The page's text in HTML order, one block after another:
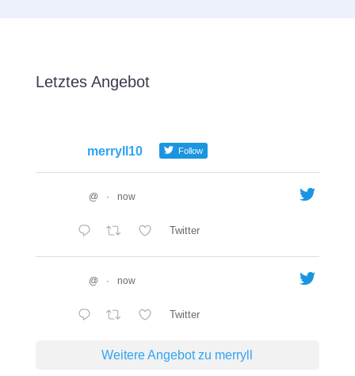
Letztes Angebot
merryll10 Follow
@ · now
Twitter
@ · now
Twitter
Weitere Angebot zu merryll